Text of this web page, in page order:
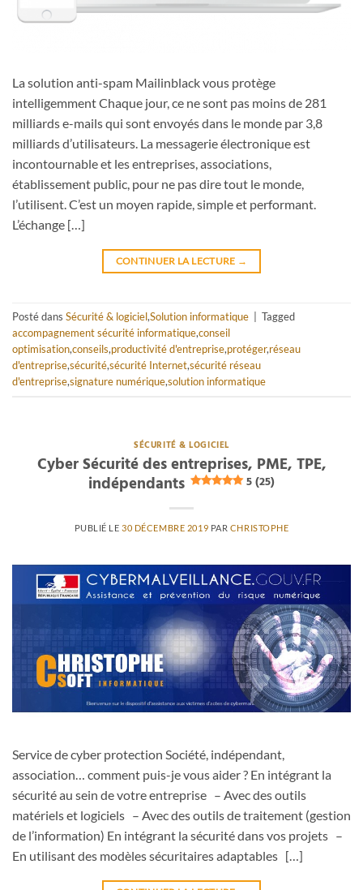
La solution anti-spam Mailinblack vous protège
intelligemment Chaque jour, ce ne sont pas moins de 281
milliards e-mails qui sont envoyés dans le monde par 3,8
milliards d’utilisateurs. La messagerie électronique est
incontournable et les entreprises, associations,
établissement public, pour ne pas dire tout le monde,
l’utilisent. C’est un moyen rapide, simple et performant.
L’échange […]
CONTINUER LA LECTURE →
Posté dans Sécurité & logiciel,Solution informatique
Tagged
accompagnement sécurité informatique,conseil
optimisation,conseils,productivité d'entreprise,protéger,réseau
d'entreprise,sécurité,sécurité Internet,sécurité réseau
d'entreprise,signature numérique,solution informatique
SÉCURITÉ & LOGICIEL
Cyber Sécurité des entreprises, PME, TPE,
indépendants
5 (25)
PUBLIÉ LE30 DÉCEMBRE 2019 PAR CHRISTOPHE
Service de cyber protection Société, indépendant,
association… comment puis-je vous aider ? En intégrant la
sécurité au sein de votre entreprise – Avec des outils
matériels et logiciels – Avec des outils de traitement (gestion
de l’information) En intégrant la sécurité dans vos projets –
En utilisant des modèles sécuritaires adaptables […]